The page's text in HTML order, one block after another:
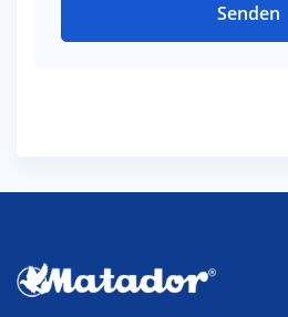
Senden